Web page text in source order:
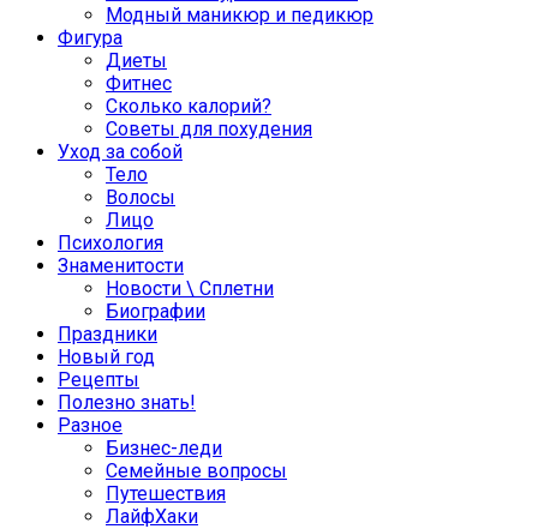
Модный маникюр и педикюр
Фигура
Диеты
Фитнес
Сколько калорий?
Советы для похудения
Уход за собой
Тело
Волосы
Лицо
Психология
Знаменитости
Новости \ Сплетни
Биографии
Праздники
Новый год
Рецепты
Полезно знать!
Разное
Бизнес-леди
Семейные вопросы
Путешествия
ЛайфХаки